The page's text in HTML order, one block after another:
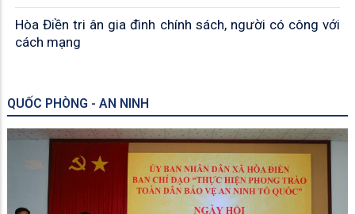
Hòa Điền tri ân gia đình chính sách, người có công với
cách mạng
QUỐC PHÒNG - AN NINH